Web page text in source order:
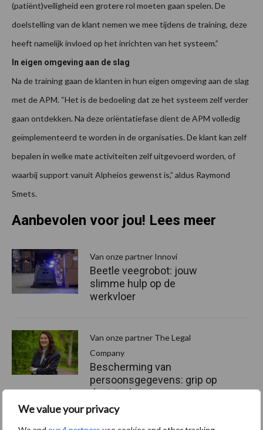
We value your privacy
(patiënt)veiligheid een grotere rol moeten gaan spelen. De
doelstelling van de klant nemen we mee tijdens de training, deze
heeft namelijk invloed op het inrichten van het systeem.”
In eigen omgeving aan de slag
Na de training gaan de klanten in hun eigen omgeving aan de slag
met de APM. “Het is de bedoeling dat ze het systeem zelf verder
gaan ontdekken. Na deze oriëntatiefase dient de APM volledig
geïmplementeerd te worden in de organisaties. De klant kan zelf
bepalen in welke mate activiteiten zelf uitgevoerd worden, of
waarbij support vanuit Alpheios gewenst is,” aldus Raymond
Smets.
Aanbevolen voor jou! Lees meer
Van onze partner Innovi
Beetle veegrobot: jouw
slimme hulp op de
werkvloer
Van onze partner The Legal
Company
Bescherming van
persoonsgegevens: grip op
de risico’s